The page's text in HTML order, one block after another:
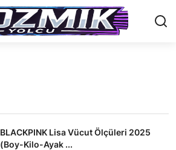
BLACKPINK Lisa Vücut Ölçüleri 2025
(Boy-Kilo-Ayak ...